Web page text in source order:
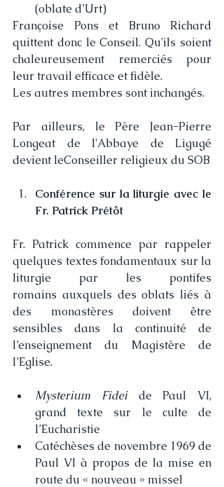
(oblate d’Urt)
Françoise Pons et Bruno Richard
quittent donc le Conseil. Qu'ils soient
chaleureusement remerciés pour
leur travail efficace et fidèle.
Les autres membres sont inchangés.
Par ailleurs, le Père Jean-Pierre
Longeat de l'Abbaye de Ligugé
devient leConseiller religieux du SOB
Conférence sur la liturgie avec le
Fr. Patrick Prétôt
Fr. Patrick commence par rappeler
quelques textes fondamentaux sur la
liturgie par les pontifes
romains auxquels des oblats liés à
des monastères doivent être
sensibles dans la continuité de
l’enseignement du Magistère de
l’Eglise.
Mysterium Fidei de Paul VI,
grand texte sur le culte de
l’Eucharistie
Catéchèses de novembre 1969 de
Paul VI à propos de la mise en
route du « nouveau » missel